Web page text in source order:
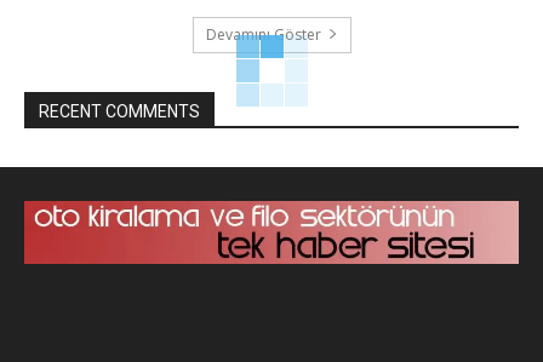
Devamını Göster
RECENT COMMENTS